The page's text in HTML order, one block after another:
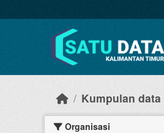
Kumpulan data
Organisasi